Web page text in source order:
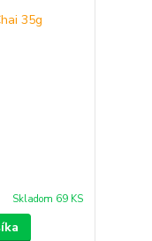
Skladom 69 KS